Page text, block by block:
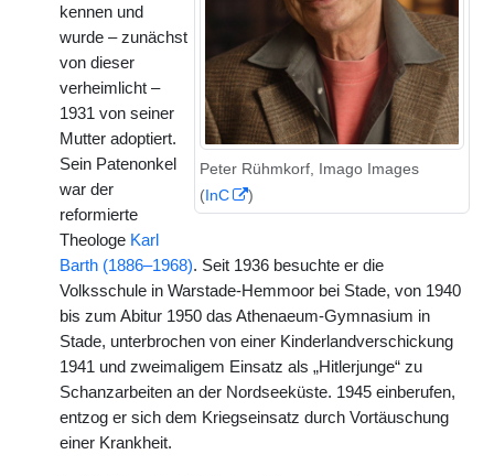
Peter Rühmkorf, Imago Images
(InC )
kennen und
wurde – zunächst
von dieser
verheimlicht –
1931 von seiner
Mutter adoptiert.
Sein Patenonkel
war der
reformierte
Theologe Karl
Barth (1886–1968). Seit 1936 besuchte er die
Volksschule in Warstade-Hemmoor bei Stade, von 1940
bis zum Abitur 1950 das Athenaeum-Gymnasium in
Stade, unterbrochen von einer Kinderlandverschickung
1941 und zweimaligem Einsatz als „Hitlerjunge“ zu
Schanzarbeiten an der Nordseeküste. 1945 einberufen,
entzog er sich dem Kriegseinsatz durch Vortäuschung
einer Krankheit.